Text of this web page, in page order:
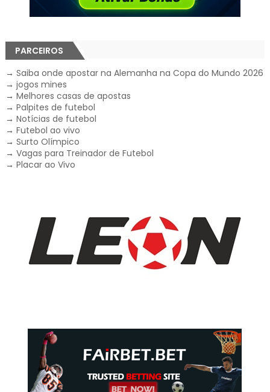
PARCEIROS
→ Saiba onde apostar na Alemanha na Copa do Mundo 2026
→ jogos mines
→ Melhores casas de apostas
→ Palpites de futebol
→ Notícias de futebol
→ Futebol ao vivo
→ Surto Olímpico
→ Vagas para Treinador de Futebol
→ Placar ao Vivo